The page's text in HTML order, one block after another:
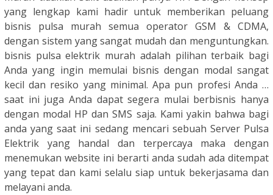
yang lengkap kami hadir untuk memberikan peluang
bisnis pulsa murah semua operator GSM & CDMA,
dengan sistem yang sangat mudah dan menguntungkan.
bisnis pulsa elektrik murah adalah pilihan terbaik bagi
Anda yang ingin memulai bisnis dengan modal sangat
kecil dan resiko yang minimal. Apa pun profesi Anda …
saat ini juga Anda dapat segera mulai berbisnis hanya
dengan modal HP dan SMS saja. Kami yakin bahwa bagi
anda yang saat ini sedang mencari sebuah Server Pulsa
Elektrik yang handal dan terpercaya maka dengan
menemukan website ini berarti anda sudah ada ditempat
yang tepat dan kami selalu siap untuk bekerjasama dan
melayani anda.